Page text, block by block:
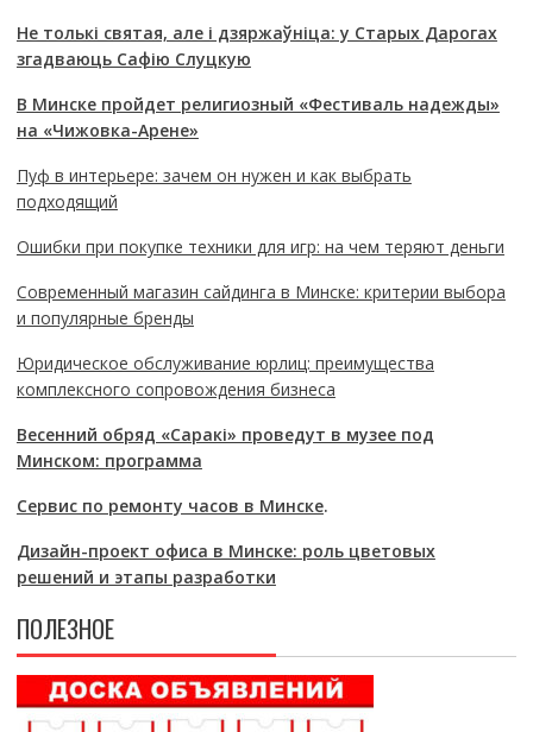
Не толькі святая, але і дзяржаўніца: у Старых Дарогах
згадваюць Сафію Слуцкую
В Минске пройдет религиозный «Фестиваль надежды»
на «Чижовка-Арене»
Пуф в интерьере: зачем он нужен и как выбрать
подходящий
Ошибки при покупке техники для игр: на чем теряют деньги
Современный магазин сайдинга в Минске: критерии выбора
и популярные бренды
Юридическое обслуживание юрлиц: преимущества
комплексного сопровождения бизнеса
Весенний обряд «Саракі» проведут в музее под
Минском: программа
Сервис по ремонту часов в Минске.
Дизайн-проект офиса в Минске: роль цветовых
решений и этапы разработки
ПОЛЕЗНОЕ